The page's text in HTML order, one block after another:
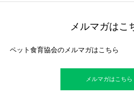
メルマガはこ
ペット食育協会のメルマガはこちら
メルマガはこちら